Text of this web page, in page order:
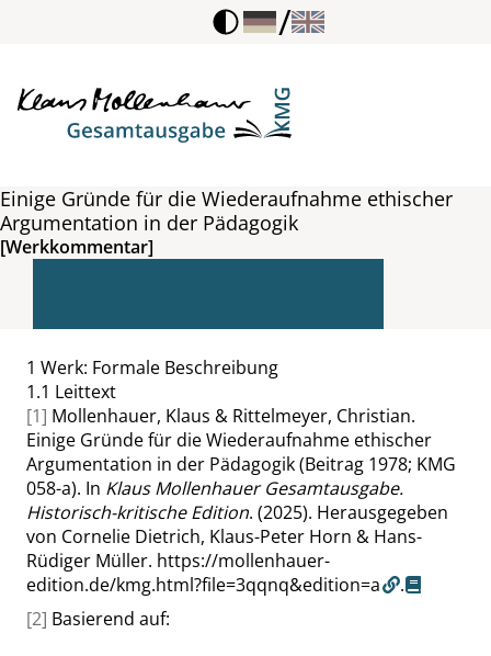
/
Einige Gründe für die Wiederaufnahme ethischer
Argumentation in der Pädagogik
[Werkkommentar]
1 Werk: Formale Beschreibung
1.1 Leittext
[1] Mollenhauer, Klaus & Rittelmeyer, Christian.
Einige Gründe für die Wiederaufnahme ethischer
Argumentation in der Pädagogik (Beitrag 1978; KMG
058-a). In Klaus Mollenhauer Gesamtausgabe.
Historisch-kritische Edition. (2025). Herausgegeben
von Cornelie Dietrich, Klaus-Peter Horn & Hans-
Rüdiger Müller. https://mollenhauer-
edition.de/kmg.html?file=3qqnq&edition=a
.
[2] Basierend auf: